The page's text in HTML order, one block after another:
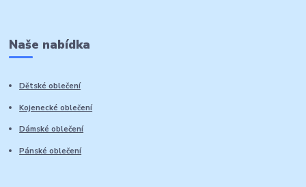
Naše nabídka
Dětské oblečení
Kojenecké oblečení
Dámské oblečení
Pánské oblečení